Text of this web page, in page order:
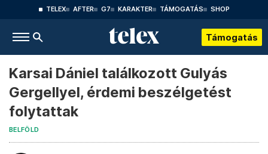
TELEX AFTER G7 KARAKTER TÁMOGATÁS SHOP
Támogatás
Karsai Dániel találkozott Gulyás
Gergellyel, érdemi beszélgetést
folytattak
BELFÖLD